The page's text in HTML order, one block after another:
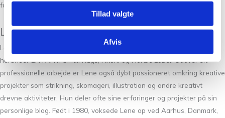
Tillad valgte
Afvis
forbrug.
Lidt om Lene Rix
Lene Rix er en dansk designer, der leder adskillige børnetøjsmærker,
herunder EN FANT, Small Rags, Fixoni og Nordic Label. Udover sit
professionelle arbejde er Lene også dybt passioneret omkring kreative
projekter som strikning, skomageri, illustration og andre kreativt
drevne aktiviteter. Hun deler ofte sine erfaringer og projekter på sin
personlige blog. Født i 1980, voksede Lene op ved Aarhus, Danmark,